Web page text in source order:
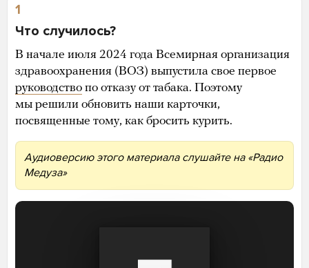
1
Что случилось?
В начале июля 2024 года Всемирная организация
здравоохранения (ВОЗ) выпустила свое первое
руководство по отказу от табака. Поэтому
мы решили обновить наши карточки,
посвященные тому, как бросить курить.
Аудиоверсию этого материала слушайте на «Радио
Медуза»